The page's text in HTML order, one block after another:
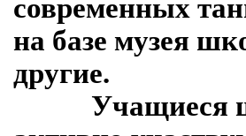
современных
на базе музея
другие.
Учащиеся